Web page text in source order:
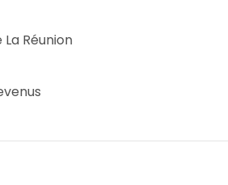
Réunion